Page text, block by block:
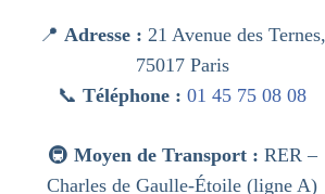
📍 Adresse : 21 Avenue des Ternes,
75017 Paris
📞Téléphone : 01 45 75 08 08
🚇 Moyen de Transport : RER –
Charles de Gaulle-Étoile (ligne A)